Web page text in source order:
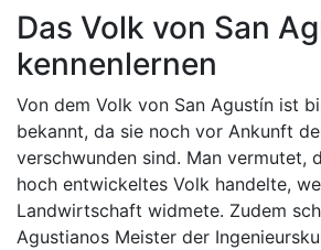
Das Volk von San
kennenlernen
Von dem Volk von San Agustín ist
bekannt, da sie noch vor Ankunft
verschwunden sind. Man vermutet,
hoch entwickeltes Volk handelte,
Landwirtschaft widmete. Zudem
Agustianos Meister der